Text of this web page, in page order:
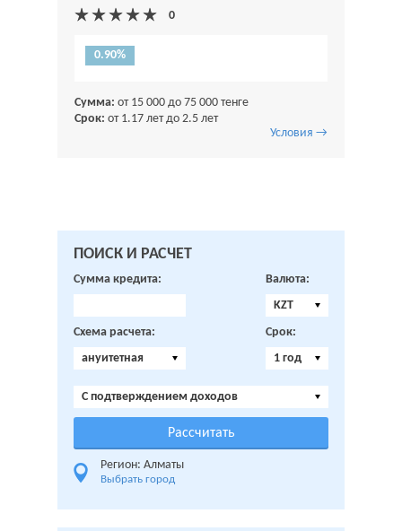
0.90%
Сумма: от 15 000 до 75 000 тенге
Срок: от 1.17 лет до 2.5 лет
Условия →
ПОИСК И РАСЧЕТ
Сумма кредита:
Валюта:
KZT
Схема расчета:
ануитетная
Срок:
1 год
C подтверждением доходов
Регион: Алматы
Выбрать город